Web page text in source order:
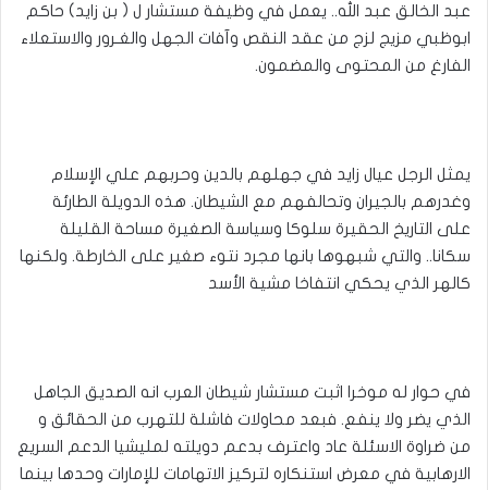
عبد الخالق عبد الله.. يعمل في وظيفة مستشار ل ( بن زايد) حاكم
ابوظبي مزيج لزج من عقد النقص وآفات الجهل والغـرور والاستعلاء
الفارغ من المحتوى والمضمون.
يمثل الرجل عيال زايد في جهلهم بالدين وحربهم علي الإسلام
وغدرهم بالجيران وتحالفهم مع الشيطان. هذه الدويلة الطارئة
على التاريخ الحقيرة سلوكا وسياسة الصغيرة مساحة القليلة
سكانا.. والتي شبهوها بانها مجرد نتوء صغير على الخارطة. ولكنها
كالهر الذي يحكي انتفاخا مشية الأسد
في حوار له موخرا اثبت مستشار شيطان العرب انه الصديق الجاهل
الذي يضر ولا ينفع. فبعد محاولات فاشلة للتهرب من الحقائق و
من ضراوة الاسئلة عاد واعترف بدعم دويلته لمليشيا الدعم السريع
الارهابية في معرض استنكاره لتركيز الاتهامات للإمارات وحدها بينما